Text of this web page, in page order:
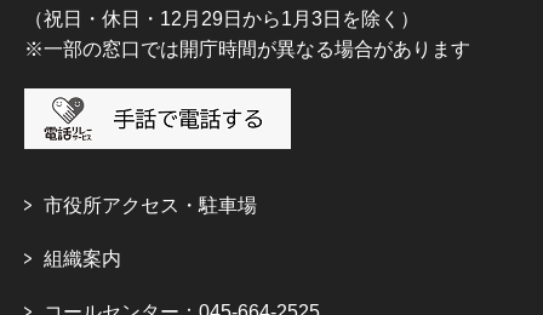
（祝日・休日・12月29日から1月3日を除く）
※一部の窓口では開庁時間が異なる場合があります
市役所アクセス・駐車場
組織案内